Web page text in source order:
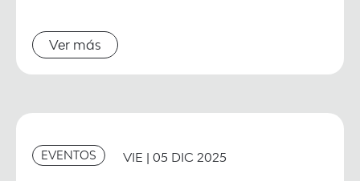
Ver más
EVENTOS VIE | 05 DIC 2025